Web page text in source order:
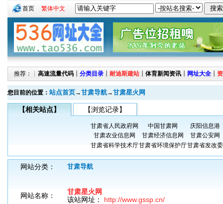
首页 繁体中文
推荐：┊ 高速流量代码 ┊ 分类目录 ┊ 耐迪斯建站 ┊ 体育新闻资讯 ┊ 网址大全 ┊
您目前的位置： 站点首页→甘肃导航→甘肃星火网
【相关站点】 【浏览记录】
甘肃省人民政府网 中国甘肃网
庆阳信息港
甘肃农业信息网
甘肃经济信息网
甘肃公安网
甘肃省科学技术厅甘肃省环境保护厅甘肃省发改委
网站分类： 甘肃导航
网站名称：
甘肃星火网
该站网址： http://www.gssp.cn/